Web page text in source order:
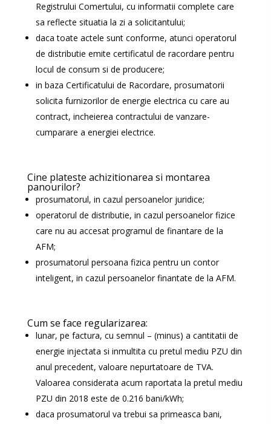
Registrului Comertului, cu informatii complete care
sa reflecte situatia la zi a solicitantului;
daca toate actele sunt conforme, atunci operatorul
de distributie emite certificatul de racordare pentru
locul de consum si de producere;
in baza Certificatului de Racordare, prosumatorii
solicita furnizorilor de energie electrica cu care au
contract, incheierea contractului de vanzare-
cumparare a energiei electrice.
Cine plateste achizitionarea si montarea
panourilor?
prosumatorul, in cazul persoanelor juridice;
operatorul de distributie, in cazul persoanelor fizice
care nu au accesat programul de finantare de la
AFM;
prosumatorul persoana fizica pentru un contor
inteligent, in cazul persoanelor finantate de la AFM.
Cum se face regularizarea:
lunar, pe factura, cu semnul – (minus) a cantitatii de
energie injectata si inmultita cu pretul mediu PZU din
anul precedent, valoare nepurtatoare de TVA.
Valoarea considerata acum raportata la pretul mediu
PZU din 2018 este de 0.216 bani/kWh;
daca prosumatorul va trebui sa primeasca bani,